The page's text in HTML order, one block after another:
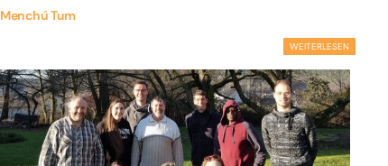
Menchú Tum
WEITERLESEN